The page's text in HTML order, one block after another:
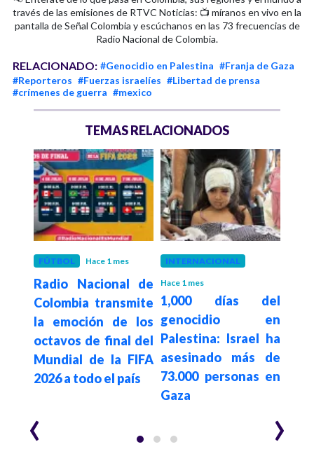
través de las emisiones de RTVC Noticias: 📺 míranos en vivo en la
pantalla de Señal Colombia y escúchanos en las 73 frecuencias de
Radio Nacional de Colombia.
RELACIONADO: #Genocidio en Palestina #Franja de Gaza
#Reporteros #Fuerzas israelíes #Libertad de prensa
#crímenes de guerra #mexico
TEMAS RELACIONADOS
FÚTBOL Hace 1 mes
Radio Nacional de
Colombia transmite
la emoción de los
octavos de final del
Mundial de la FIFA
2026 a todo el país
INTERNACIONAL
Hace 1 mes
1,000 días del
genocidio en
Palestina: Israel ha
asesinado más de
73.000 personas en
Gaza
‹ ›